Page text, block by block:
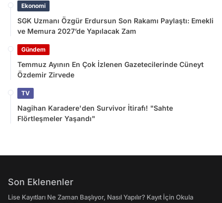
Ekonomi
SGK Uzmanı Özgür Erdursun Son Rakamı Paylaştı: Emekli
ve Memura 2027’de Yapılacak Zam
Gündem
Temmuz Ayının En Çok İzlenen Gazetecilerinde Cüneyt
Özdemir Zirvede
TV
Nagihan Karadere'den Survivor İtirafı! "Sahte
Flörtleşmeler Yaşandı"
Son Eklenenler
Lise Kayıtları Ne Zaman Başlıyor, Nasıl Yapılır? Kayıt İçin Okula